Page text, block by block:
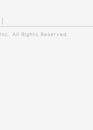
All Rights Reserved.